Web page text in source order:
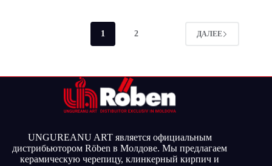
1 2 ДАЛЕЕ
UNGUREANU ART является официальным
дистрибьютором Röben в Молдове. Мы предлагаем
керамическую черепицу, клинкерный кирпич и